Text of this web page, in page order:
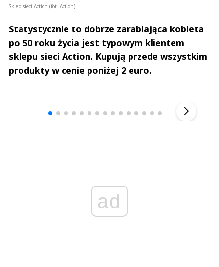
Sklep sieci Action (fot. Action)
Statystycznie to dobrze zarabiająca kobieta
po 50 roku życia jest typowym klientem
sklepu sieci Action. Kupują przede wszystkim
produkty w cenie poniżej 2 euro.
ad